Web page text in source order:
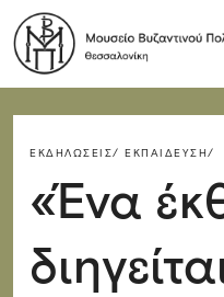
ΕΚΔΗΛΏΣΕΙΣ/ ΕΚΠΑΊΔΕΥΣΗ/
«Ένα